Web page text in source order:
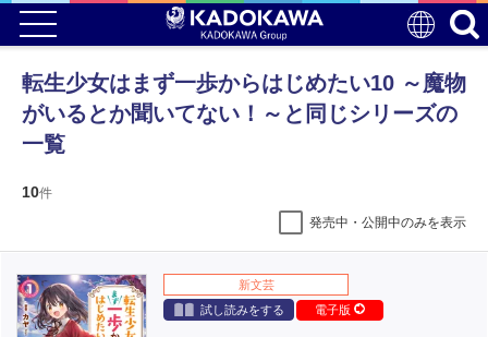
転生少女はまず一歩からはじめたい10 ～魔物
がいるとか聞いてない！～と同じシリーズの
一覧
10件
発売中・公開中のみを表示
新文芸
試し読みをする
電子版